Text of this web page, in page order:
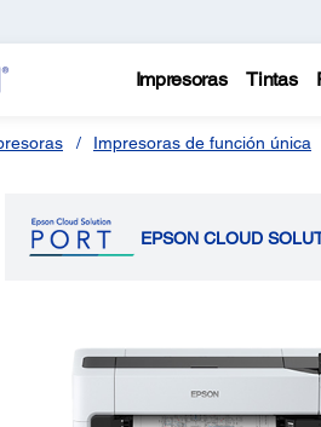
Impresoras Tintas
Impresoras de función única
EPSON CLOUD